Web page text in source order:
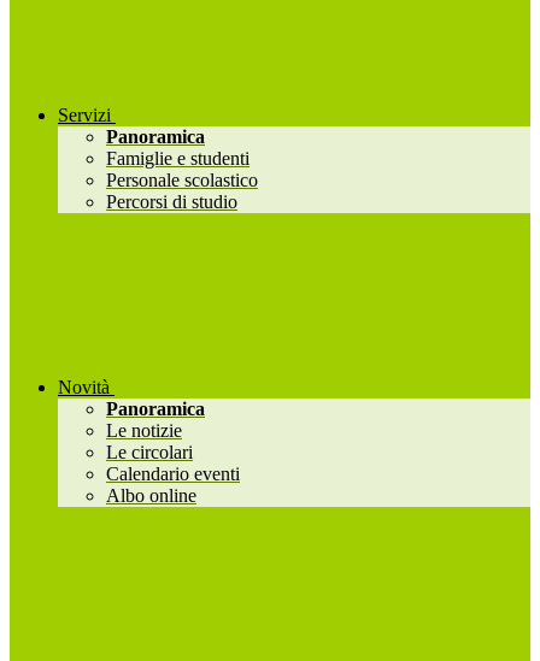
Servizi
Panoramica
Famiglie e studenti
Personale scolastico
Percorsi di studio
Novità
Panoramica
Le notizie
Le circolari
Calendario eventi
Albo online